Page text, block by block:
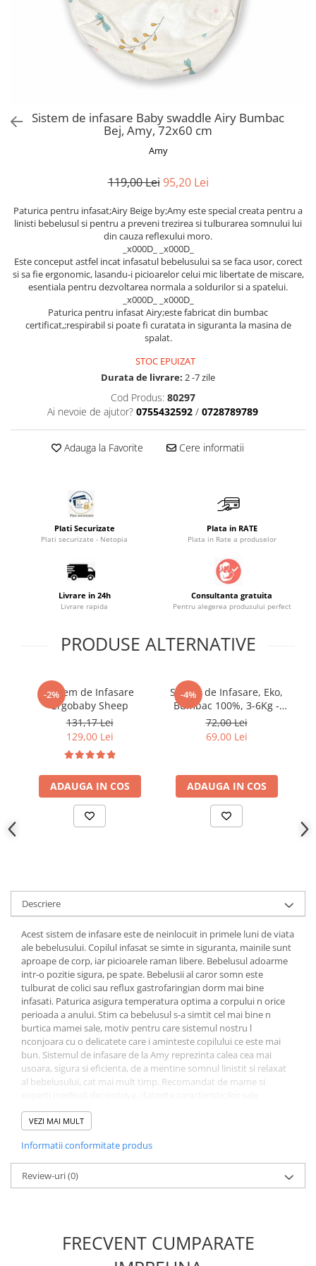
Bumpere si aparatori pat
Carusele si lampi de veghe
Decoratiuni si alte articole
Accesorii Leagane
Balansoare bebelusi
Learning tower
Lenjerii de pat
Mese de infasat
Saltele masa de infasat
Piscine cu bile
Pompe de san
Saltele 127x 63 cm
Saltele 140x70 cm
Saltele 160x80 cm
Saltelute de activitati
Tablite magetice si accesorii
Genti plimbare/scutece
Rucsac transport copii
Accesorii scaune auto
Carucioare Reversibile
Oglinzi retrovizoare
Jucarii de dentitie
Cosmetice naturale
Halate si Prosoape
Ingrijire bebelusi
Fetite
Ochelari de soare copii
Olite si reductoare wc
Paturi si museline
Perne anti-colici
Scutece premium
Sisteme de infasare
Sistem de infasare Baby swaddle Airy Bumbac
Bej, Amy, 72x60 cm
Amy
119,00 Lei 95,20 Lei
Paturica pentru infasat;Airy Beige by;Amy este special creata pentru a
linisti bebelusul si pentru a preveni trezirea si tulburarea somnului lui
din cauza reflexului moro.
_x000D_ _x000D_
Este conceput astfel incat infasatul bebelusului sa se faca usor, corect
si sa fie ergonomic, lasandu-i picioarelor celui mic libertate de miscare,
esentiala pentru dezvoltarea normala a soldurilor si a spatelui.
_x000D_ _x000D_
Paturica pentru infasat Airy;este fabricat din bumbac
certificat,;respirabil si poate fi curatata in siguranta la masina de
spalat.
STOC EPUIZAT
Durata de livrare: 2 -7 zile
Cod Produs: 80297
Ai nevoie de ajutor? 0755432592 / 0728789789
Adauga la Favorite Cere informatii
Plati Securizate
Plati securizate - Netopia
Plata in RATE
Plata in Rate a produselor
Livrare in 24h
Livrare rapida
Consultanta gratuita
Pentru alegerea produsului perfect
PRODUSE ALTERNATIVE
-2%
Sistem de Infasare
Ergobaby Sheep
131,17 Lei
129,00 Lei
ADAUGA IN COS
-4%
Sistem de Infasare, Eko,
Bumbac 100%, 3-6Kg -
Alb
72,00 Lei
69,00 Lei
ADAUGA IN COS
Descriere
Acest sistem de infasare este de neinlocuit in primele luni de viata
ale bebelusului. Copilul infasat se simte in siguranta, mainile sunt
aproape de corp, iar picioarele raman libere. Bebelusul adoarme
intr-o pozitie sigura, pe spate. Bebelusii al caror somn este
tulburat de colici sau reflux gastrofaringian dorm mai bine
infasati. Paturica asigura temperatura optima a corpului n orice
perioada a anului. Stim ca bebelusul s-a simtit cel mai bine n
burtica mamei sale, motiv pentru care sistemul nostru l
nconjoara cu o delicatete care i aminteste copilului ce este mai
bun. Sistemul de infasare de la Amy reprezinta calea cea mai
usoara, sigura si eficienta, de a mentine somnul linistit si relaxat
al bebelusului, cat mai mult timp. Recomandat de mame si
inovatoare, sistemul de infasat Amy creeaza bebelusului senzatia
de protectie si imbratisare, de care are atata nevoie in primele
calitate, motiv pentru care produsul este extrem de moale si
ofera o mangaiere minunata n timpul somnului de dupa-amiaza
si a somnului de seara. Tesatura naturala este sigura pentru
pielea sensibila a bebelusului. De asemenea, merita subliniata
natural Confort maxim - 100% din bumbac respirabil, moale si
VEZI MAI MULT
Informatii conformitate produs
Review-uri(0)
FRECVENT CUMPARATE